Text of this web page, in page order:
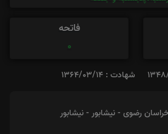
فاتحه
0
شهادت : 1364/03/14
رضوی - نیشابور - نیشابور